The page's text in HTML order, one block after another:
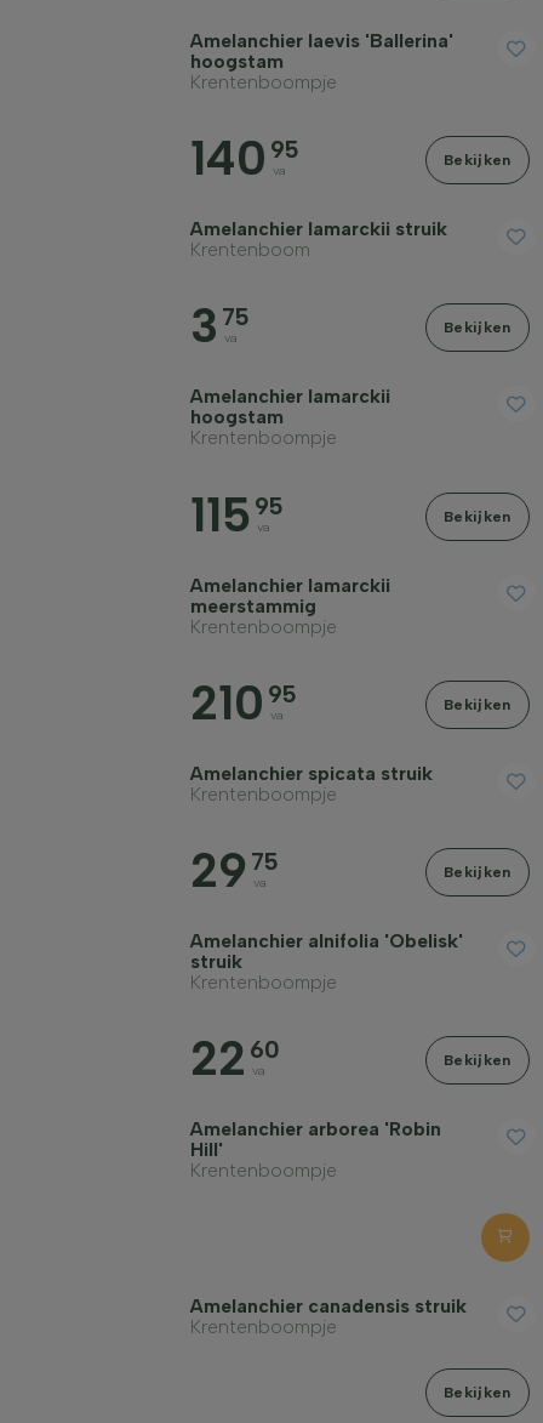
Volwassen hoogte in meter
Volwassen breedte in meter
Amelanchier laevis 'Ballerina'
hoogstam
Krentenboompje
140 95
va
Bekijken
Amelanchier lamarckii struik
Krentenboom
3 75
va
Bekijken
Amelanchier lamarckii
hoogstam
Krentenboompje
115 95
va
Bekijken
Amelanchier lamarckii
meerstammig
Krentenboompje
210 95
va
Bekijken
Amelanchier spicata struik
Krentenboompje
29 75
va
Bekijken
Amelanchier alnifolia 'Obelisk'
struik
Krentenboompje
22 60
va
Bekijken
Amelanchier arborea 'Robin
Hill'
Krentenboompje
Amelanchier canadensis struik
Krentenboompje
Bekijken